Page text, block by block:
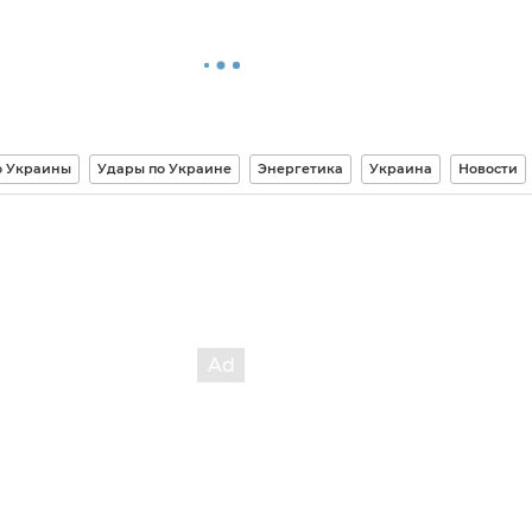
Украины Удары по Украине Энергетика Украина Новости